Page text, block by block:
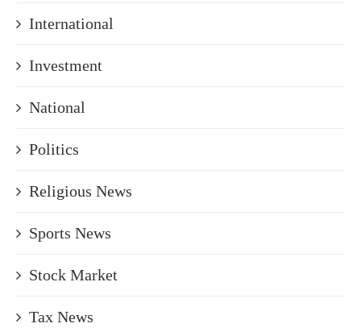
International
Investment
National
Politics
Religious News
Sports News
Stock Market
Tax News